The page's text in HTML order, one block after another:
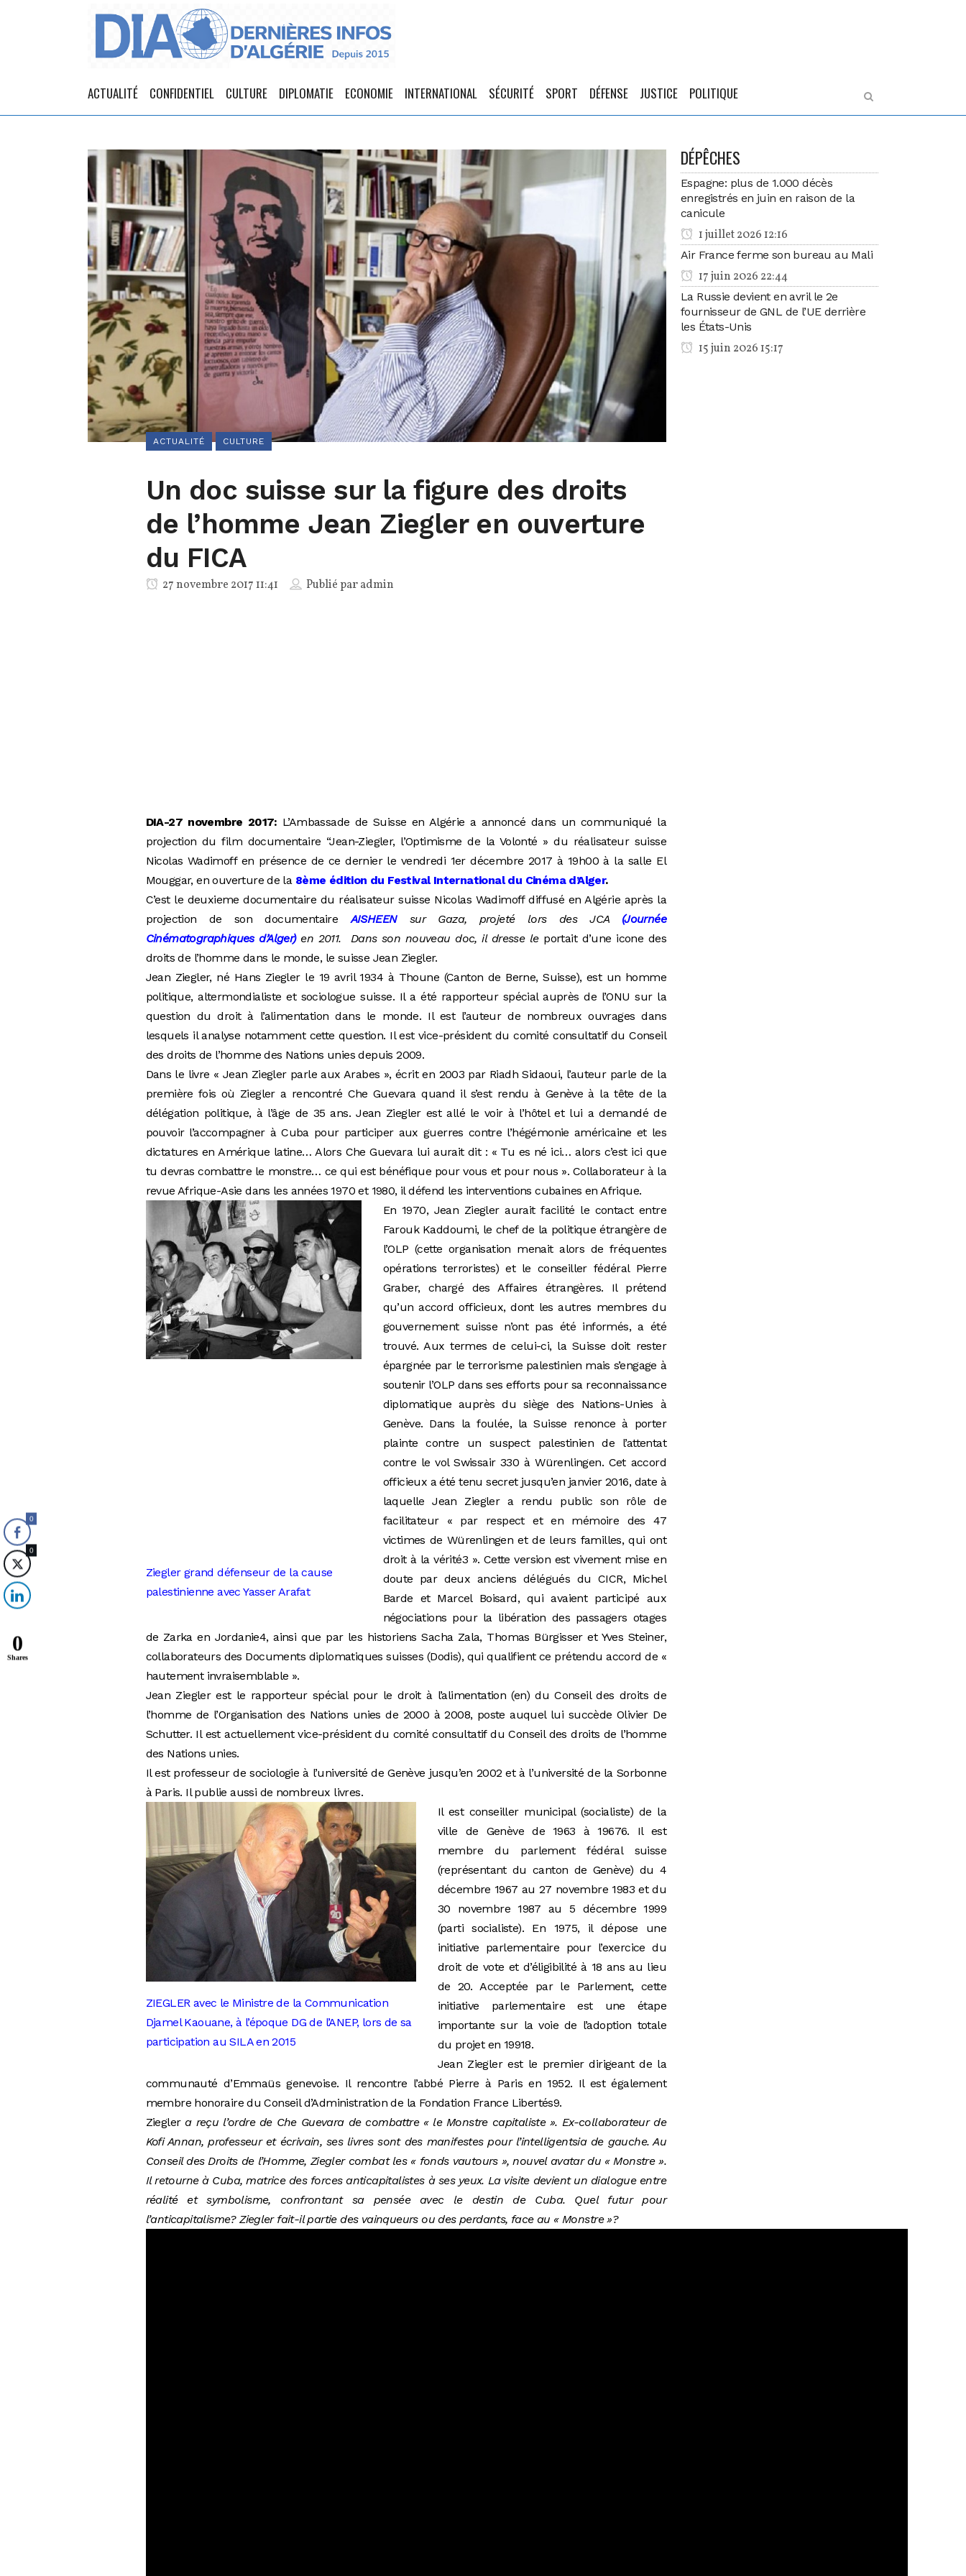
ACTUALITÉ CONFIDENTIEL CULTURE DIPLOMATIE ECONOMIE INTERNATIONAL SÉCURITÉ SPORT DÉFENSE JUSTICE POLITIQUE
ACTUALITÉ CULTURE
Un doc suisse sur la figure des droits
de l’homme Jean Ziegler en ouverture
du FICA
27 novembre 2017 11:41 Publié paradmin
DIA-27 novembre 2017: L’Ambassade de Suisse en Algérie a annoncé dans un communiqué la
projection du film documentaire “Jean-Ziegler, l’Optimisme de la Volonté » du réalisateur suisse
Nicolas Wadimoff en présence de ce dernier le vendredi 1er décembre 2017 à 19h00 à la salle El
Mouggar, en ouverture de la 8ème édition du Festival International du Cinéma d’Alger.
C’est le deuxieme documentaire du réalisateur suisse Nicolas Wadimoff diffusé en Algérie après la
projection de son documentaire AISHEENsur Gaza, projeté lors des JCA (Journée
Cinématographiques d’Alger)en 2011. Dans son nouveau doc, il dresse le portait d’une icone des
droits de l’homme dans le monde, le suisse Jean Ziegler.
Jean Ziegler, né Hans Ziegler le 19 avril 1934 à Thoune (Canton de Berne, Suisse), est un homme
politique, altermondialiste et sociologue suisse. Il a été rapporteur spécial auprès de l’ONU sur la
question du droit à l’alimentation dans le monde. Il est l’auteur de nombreux ouvrages dans
lesquels il analyse notamment cette question. Il est vice-président du comité consultatif du Conseil
des droits de l’homme des Nations unies depuis 2009.
Dans le livre « Jean Ziegler parle aux Arabes », écrit en 2003 par Riadh Sidaoui, l’auteur parle de la
première fois où Ziegler a rencontré Che Guevara quand il s’est rendu à Genève à la tête de la
délégation politique, à l’âge de 35 ans. Jean Ziegler est allé le voir à l’hôtel et lui a demandé de
pouvoir l’accompagner à Cuba pour participer aux guerres contre l’hégémonie américaine et les
dictatures en Amérique latine… Alors Che Guevara lui aurait dit : « Tu es né ici… alors c’est ici que
tu devras combattre le monstre… ce qui est bénéfique pour vous et pour nous ». Collaborateur à la
revue Afrique-Asie dans les années 1970 et 1980, il défend les interventions cubaines en Afrique.
Ziegler grand défenseur de la cause
palestinienne avec Yasser Arafat
En 1970, Jean Ziegler aurait facilité le contact entre
Farouk Kaddoumi, le chef de la politique étrangère de
l’OLP (cette organisation menait alors de fréquentes
opérations terroristes) et le conseiller fédéral Pierre
Graber, chargé des Affaires étrangères. Il prétend
qu’un accord officieux, dont les autres membres du
gouvernement suisse n’ont pas été informés, a été
trouvé. Aux termes de celui-ci, la Suisse doit rester
épargnée par le terrorisme palestinien mais s’engage à
soutenir l’OLP dans ses efforts pour sa reconnaissance
diplomatique auprès du siège des Nations-Unies à
Genève. Dans la foulée, la Suisse renonce à porter
plainte contre un suspect palestinien de l’attentat
contre le vol Swissair 330 à Würenlingen. Cet accord
officieux a été tenu secret jusqu’en janvier 2016, date à
laquelle Jean Ziegler a rendu public son rôle de
facilitateur « par respect et en mémoire des 47
victimes de Würenlingen et de leurs familles, qui ont
droit à la vérité3 ». Cette version est vivement mise en
doute par deux anciens délégués du CICR, Michel
Barde et Marcel Boisard, qui avaient participé aux
négociations pour la libération des passagers otages
de Zarka en Jordanie4, ainsi que par les historiens Sacha Zala, Thomas Bürgisser et Yves Steiner,
collaborateurs des Documents diplomatiques suisses (Dodis), qui qualifient ce prétendu accord de «
hautement invraisemblable ».
Jean Ziegler est le rapporteur spécial pour le droit à l’alimentation (en) du Conseil des droits de
l’homme de l’Organisation des Nations unies de 2000 à 2008, poste auquel lui succède Olivier De
Schutter. Il est actuellement vice-président du comité consultatif du Conseil des droits de l’homme
des Nations unies.
Il est professeur de sociologie à l’université de Genève jusqu’en 2002 et à l’université de la Sorbonne
à Paris. Il publie aussi de nombreux livres.
ZIEGLER avec le Ministre de la Communication
Djamel Kaouane, à l’époque DG de l’ANEP, lors de sa
participation au SILA en 2015
Il est conseiller municipal (socialiste) de la
ville de Genève de 1963 à 19676. Il est
membre du parlement fédéral suisse
(représentant du canton de Genève) du 4
décembre 1967 au 27 novembre 1983 et du
30 novembre 1987 au 5 décembre 1999
(parti socialiste). En 1975, il dépose une
initiative parlementaire pour l’exercice du
droit de vote et d’éligibilité à 18 ans au lieu
de 20. Acceptée par le Parlement, cette
initiative parlementaire est une étape
importante sur la voie de l’adoption totale
du projet en 19918.
Jean Ziegler est le premier dirigeant de la
communauté d’Emmaüs genevoise. Il rencontre l’abbé Pierre à Paris en 1952. Il est également
membre honoraire du Conseil d’Administration de la Fondation France Libertés9.
Zieglera reçu l’ordre de Che Guevara de combattre « le Monstre capitaliste ». Ex-collaborateur de
Kofi Annan, professeur et écrivain, ses livres sont des manifestes pour l’intelligentsia de gauche. Au
Conseil des Droits de l’Homme, Ziegler combat les « fonds vautours », nouvel avatar du « Monstre ».
Il retourne à Cuba, matrice des forces anticapitalistes à ses yeux. La visite devient un dialogue entre
réalité et symbolisme, confrontant sa pensée avec le destin de Cuba. Quel futur pour
l’anticapitalisme? Ziegler fait-il partie des vainqueurs ou des perdants, face au « Monstre »?
DÉPÊCHES
Espagne: plus de 1.000 décès
enregistrés en juin en raison de la
canicule
1 juillet 2026 12:16
Air France ferme son bureau au Mali
17 juin 2026 22:44
La Russie devient en avril le 2e
fournisseur de GNL de l’UE derrière
les États-Unis
15 juin 2026 15:17
0
0
0
Shares